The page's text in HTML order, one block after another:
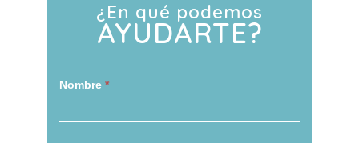
¿En qué podemos
AYUDARTE?
Nombre *
Si
humano,